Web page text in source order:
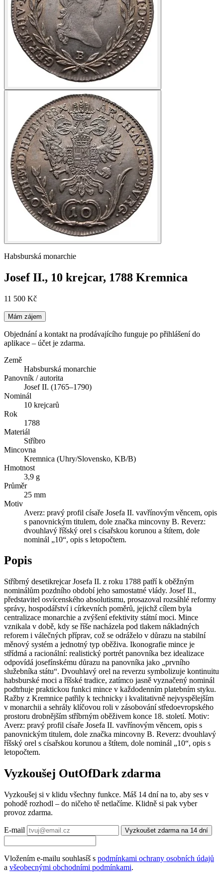
Habsburská monarchie
Josef II., 10 krejcar, 1788 Kremnica
11 500 Kč
Mám zájem
Objednání a kontakt na prodávajícího funguje po přihlášení do
aplikace – účet je zdarma.
Země
Habsburská monarchie
Panovník / autorita
Josef II. (1765–1790)
Nominál
10 krejcarů
Rok
1788
Materiál
Stříbro
Mincovna
Kremnica (Uhry/Slovensko, KB/B)
Hmotnost
3,9 g
Průměr
25 mm
Motiv
Averz: pravý profil císaře Josefa II. vavřínovým věncem, opis
s panovnickým titulem, dole značka mincovny B. Reverz:
dvouhlavý říšský orel s císařskou korunou a štítem, dole
nominál „10“, opis s letopočtem.
Popis
Stříbrný desetikrejcar Josefa II. z roku 1788 patří k oběžným
nominálům pozdního období jeho samostatné vlády. Josef II.,
představitel osvícenského absolutismu, prosazoval rozsáhlé reformy
správy, hospodářství i církevních poměrů, jejichž cílem byla
centralizace monarchie a zvýšení efektivity státní moci. Mince
vznikala v době, kdy se říše nacházela pod tlakem nákladných
reforem i válečných příprav, což se odráželo v důrazu na stabilní
měnový systém a jednotný typ oběživa. Ikonografie mince je
střídmá a racionální: realistický portrét panovníka bez idealizace
odpovídá josefínskému důrazu na panovníka jako „prvního
služebníka státu“. Dvouhlavý orel na reverzu symbolizuje kontinuitu
habsburské moci a říšské tradice, zatímco jasně vyznačený nominál
podtrhuje praktickou funkci mince v každodenním platebním styku.
Ražby z Kremnice patřily k technicky i kvalitativně nejvyspělejším
v monarchii a sehrály klíčovou roli v zásobování středoevropského
prostoru drobnějším stříbrným oběživem konce 18. století. Motiv:
Averz: pravý profil císaře Josefa II. vavřínovým věncem, opis s
panovnickým titulem, dole značka mincovny B. Reverz: dvouhlavý
říšský orel s císařskou korunou a štítem, dole nominál „10“, opis s
letopočtem.
Vyzkoušej OutOfDark zdarma
Vyzkoušej si v klidu všechny funkce. Máš 14 dní na to, aby ses v
pohodě rozhodl – do ničeho tě netlačíme. Klidně si pak vyber
provoz zdarma.
E-mail Vyzkoušet zdarma na 14 dní
Vložením e-mailu souhlasíš s podmínkami ochrany osobních údajů
a všeobecnými obchodními podmínkami.